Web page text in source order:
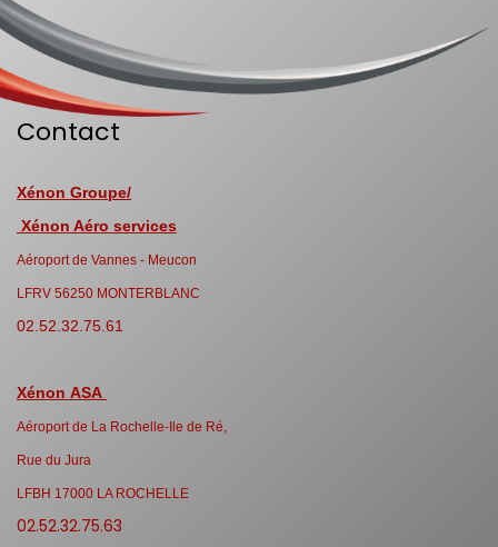
Contact
Xénon Groupe/
Xénon Aéro services
Aéroport de Vannes - Meucon
LFRV 56250 MONTERBLANC
02.52.32.75.61
Xénon ASA
Aéroport de La Rochelle-Ile de Ré,
Rue du Jura
LFBH 17000 LA ROCHELLE
02.52.32.75.63